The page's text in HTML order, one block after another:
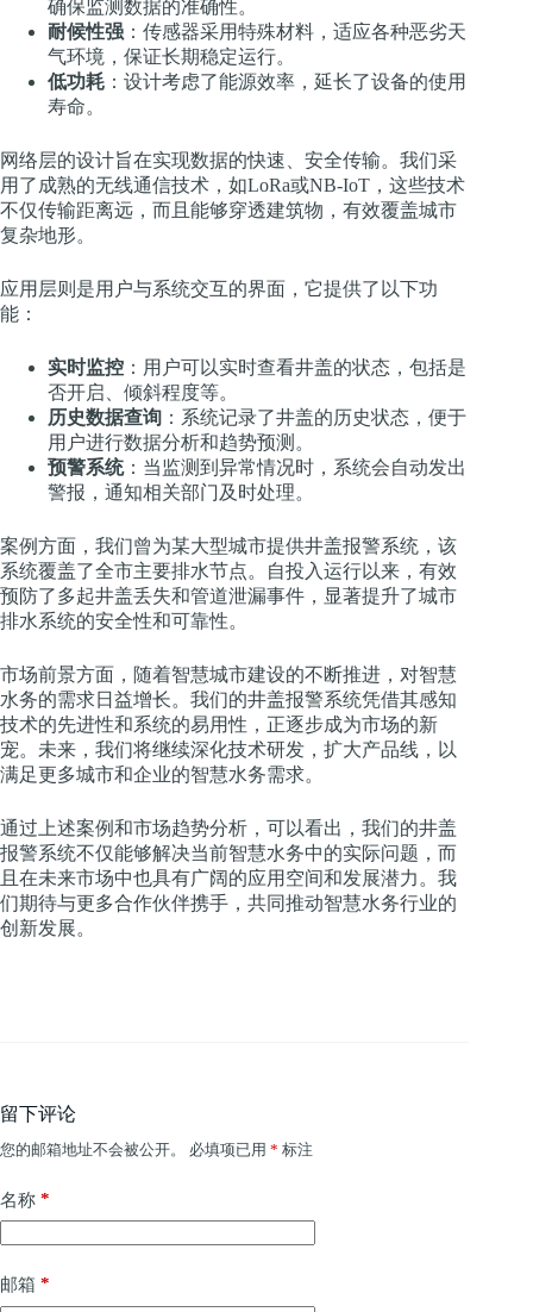
确保监测数据的准确性。
耐候性强 ：传感器采用特殊材料，适应各种恶劣天
气环境，保证长期稳定运行。
低功耗 ：设计考虑了能源效率，延长了设备的使用
寿命。
网络层的设计旨在实现数据的快速、安全传输。我们采
用了成熟的无线通信技术，如LoRa或NB-IoT，这些技术
不仅传输距离远，而且能够穿透建筑物，有效覆盖城市
复杂地形。
应用层则是用户与系统交互的界面，它提供了以下功
能：
实时监控 ：用户可以实时查看井盖的状态，包括是
否开启、倾斜程度等。
历史数据查询 ：系统记录了井盖的历史状态，便于
用户进行数据分析和趋势预测。
预警系统：当监测到异常情况时，系统会自动发出
警报，通知相关部门及时处理。
案例方面，我们曾为某大型城市提供井盖报警系统，该
系统覆盖了全市主要排水节点。自投入运行以来，有效
预防了多起井盖丢失和管道泄漏事件，显著提升了城市
排水系统的安全性和可靠性。
市场前景方面，随着智慧城市建设的不断推进，对智慧
水务的需求日益增长。我们的井盖报警系统凭借其感知
技术的先进性和系统的易用性，正逐步成为市场的新
宠。未来，我们将继续深化技术研发，扩大产品线，以
满足更多城市和企业的智慧水务需求。
通过上述案例和市场趋势分析，可以看出，我们的井盖
报警系统不仅能够解决当前智慧水务中的实际问题，而
且在未来市场中也具有广阔的应用空间和发展潜力。我
们期待与更多合作伙伴携手，共同推动智慧水务行业的
创新发展。
留下评论
您的邮箱地址不会被公开。 必填项已用 * 标注
名称 *
邮箱 *